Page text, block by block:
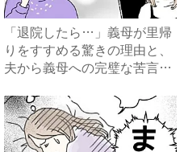
「退院したら…」義母が里帰
りをすすめる驚きの理由と、
夫から義母への完璧な苦言